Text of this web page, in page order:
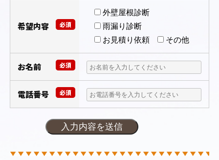
必須
希望内容
外壁屋根診断
雨漏り診断
お見積り依頼
その他
お名前 必須
電話番号 必須